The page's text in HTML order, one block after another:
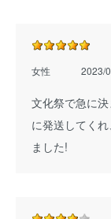
女性 2023/
文化祭で急に
に発送してく
ました!